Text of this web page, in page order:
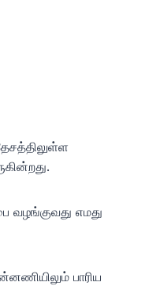
வழங்குவது எமது
பாரிய